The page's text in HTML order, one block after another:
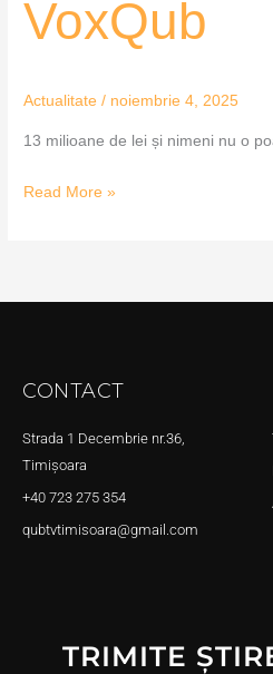
VoxQub
Actualitate / noiembrie 4, 2025
13 milioane de lei și nimeni nu o
Read More »
CONTACT
Strada 1 Decembrie nr.36,
Timișoara
+40 723 275 354
qubtvtimisoara@gmail.com
TRIMITE